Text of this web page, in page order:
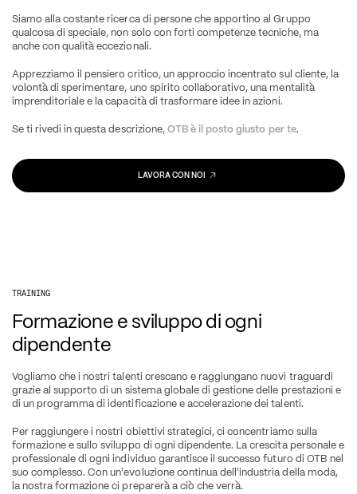
Siamo alla costante ricerca di persone che apportino al Gruppo
qualcosa di speciale, non solo con forti competenze tecniche, ma
anche con qualità eccezionali.
Apprezziamo il pensiero critico, un approccio incentrato sul cliente, la
volontà di sperimentare, uno spirito collaborativo, una mentalità
imprenditoriale e la capacità di trasformare idee in azioni.
Se ti rivedi in questa descrizione, OTB è il posto giusto per te.
LAVORA CON NOI
TRAINING
Formazione e sviluppo di ogni
dipendente
Vogliamo che i nostri talenti crescano e raggiungano nuovi traguardi
grazie al supporto di un sistema globale di gestione delle prestazioni e
di un programma di identificazione e accelerazione dei talenti.
Per raggiungere i nostri obiettivi strategici, ci concentriamo sulla
formazione e sullo sviluppo di ogni dipendente. La crescita personale e
professionale di ogni individuo garantisce il successo futuro di OTB nel
suo complesso. Con un'evoluzione continua dell'industria della moda,
la nostra formazione ci preparerà a ciò che verrà.